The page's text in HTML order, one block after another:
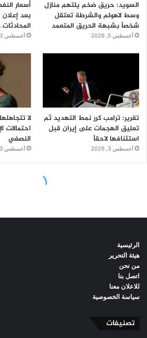
الرئيسية
هيئة التحرير
من نحن
اتصل بنا
للاعلان معنا
سياسة الخصوصية
تصنيفات